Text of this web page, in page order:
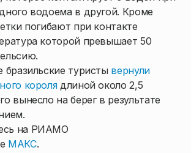
водоема в другой. Кроме
погибают при контакте
которой превышает 50
бразильские туристы вернули
королядлиной около 2,5
вынесло на берег в результате
на РИАМО
МАКС.